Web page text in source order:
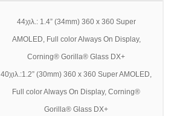
44χιλ.: 1.4” (34mm) 360 x 360 Super
AMOLED, Full color Always On Display,
Corning® Gorilla® Glass DX+
40χιλ.:1.2” (30mm) 360 x 360 Super AMOLED,
Full color Always On Display, Corning®
Gorilla® Glass DX+